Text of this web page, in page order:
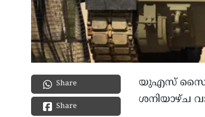
Share
Share
യുഎസ്
ശനിയാഴ്ച